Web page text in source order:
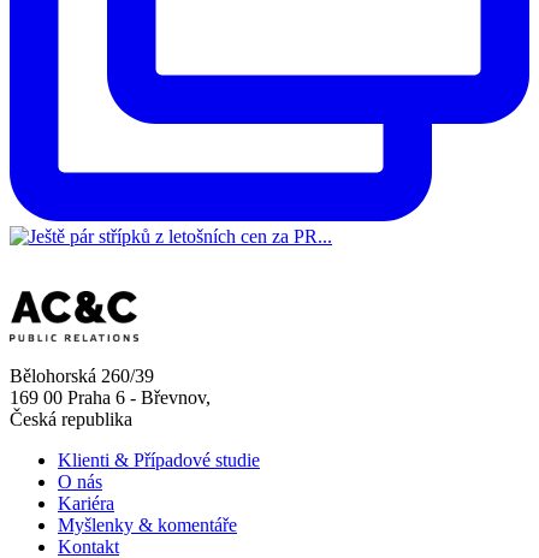
Bělohorská 260/39
169 00 Praha 6 - Břevnov,
Česká republika
Klienti & Případové studie
O nás
Kariéra
Myšlenky & komentáře
Kontakt